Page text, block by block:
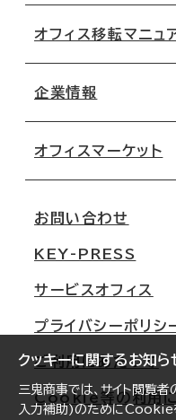
クッキーに関するお知ら
三鬼商事では、サイト閲覧
入力補助)のためにCookie
地図から探す
路線・駅から探す
オフィス移転マニュ
移転コストシミュレー
移転スケジュール
オフィス移転Q&A
企業情報
オフィスマーケット
大阪
名古屋
札幌
仙台
横浜
お問い合わせ
KEY-PRESS
サービスオフィス
プライバシーポリシ
ご利用にあたって
Cookie等の利用